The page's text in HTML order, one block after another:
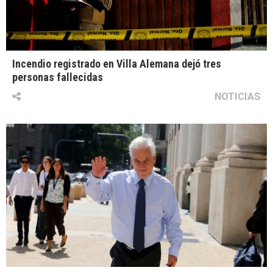
Incendio registrado en Villa Alemana dejó tres
personas fallecidas
NOTICIAS